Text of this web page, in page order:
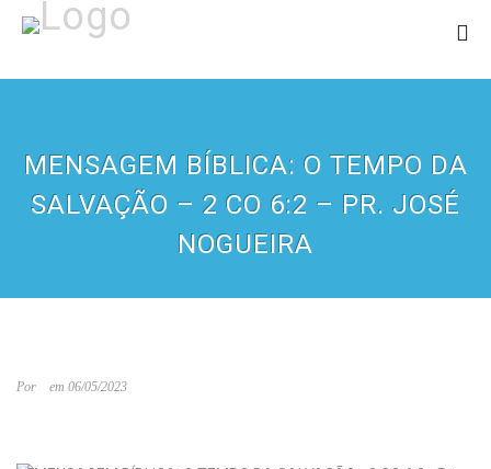
MENSAGEM BÍBLICA: O TEMPO DA
SALVAÇÃO – 2 CO 6:2 – PR. JOSÉ
NOGUEIRA
Por em 06/05/2023